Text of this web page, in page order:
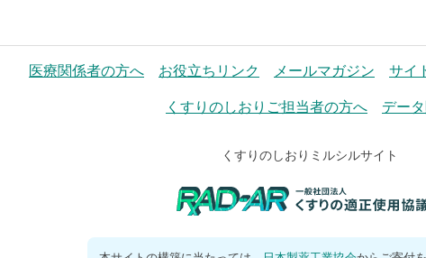
医療関係者の方へ お役立ちリンク メールマガジン サイ
くすりのしおりご担当者の方へ デー
くすりのしおりミルシルサイト